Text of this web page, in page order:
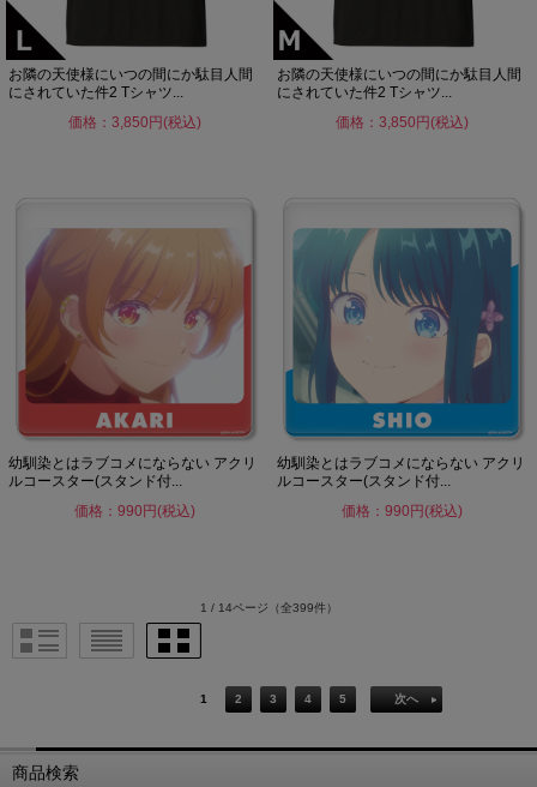
お隣の天使様にいつの間にか駄目人間
にされていた件2 Tシャツ...
価格：3,850円(税込)
お隣の天使様にいつの間にか駄目人間
にされていた件2 Tシャツ...
価格：3,850円(税込)
幼馴染とはラブコメにならない アクリ
ルコースター(スタンド付...
価格：990円(税込)
幼馴染とはラブコメにならない アクリ
ルコースター(スタンド付...
価格：990円(税込)
1 / 14ページ （全399件）
1 2 3 4 5 次へ
商品検索